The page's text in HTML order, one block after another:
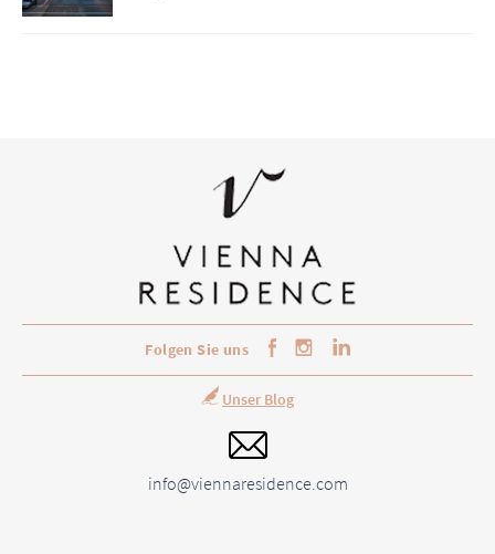
Folgen Sie uns
Unser Blog
info@viennaresidence.com